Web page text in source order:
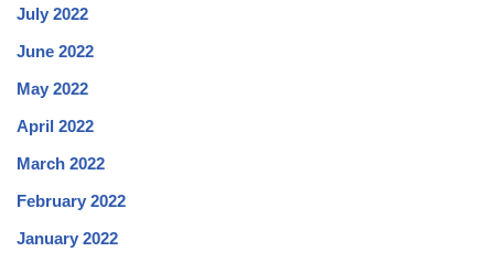
July 2022
June 2022
May 2022
April 2022
March 2022
February 2022
January 2022